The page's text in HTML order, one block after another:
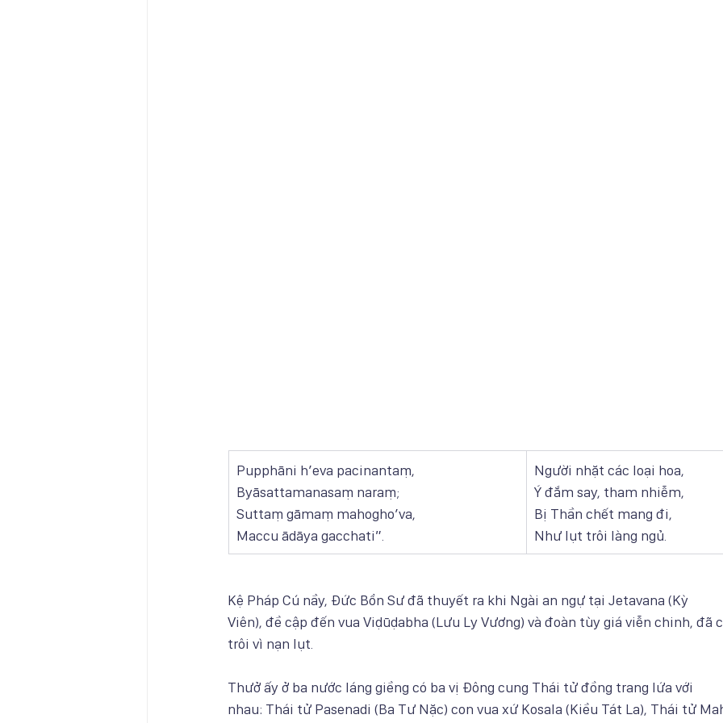
Pupphāni h’eva pacinantaṃ,
Byāsattamanasaṃ naraṃ;
Suttaṃ gāmaṃ mahogho’va,
Maccu ādāya gacchati”.
Người nhặt các loại hoa,
Ý đắm say, tham nhiễm,
Bị Thần chết mang đi,
Như lụt trôi làng ngủ.
Kệ Pháp Cú nầy, Đức Bổn Sư đã thuyết ra khi Ngài an ngự tại Jetavana (Kỳ
Viên), đề cập đến vua Viḍūḍabha (Lưu Ly Vương) và đoàn tùy giá viễn chinh, đã
trôi vì nạn lụt.
Thưở ấy ở ba nước láng giềng có ba vị Đông cung Thái tử đồng trang lứa với
nhau: Thái tử Pasenadi (Ba Tư Nặc) con vua xứ Kosala (Kiều Tát La), Thái tử